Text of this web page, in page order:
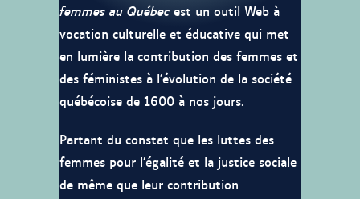
femmes au Québec est un outil Web à
vocation culturelle et éducative qui met
en lumière la contribution des femmes et
des féministes à l’évolution de la société
québécoise de 1600 à nos jours.
Partant du constat que les luttes des
femmes pour l’égalité et la justice sociale
de même que leur contribution